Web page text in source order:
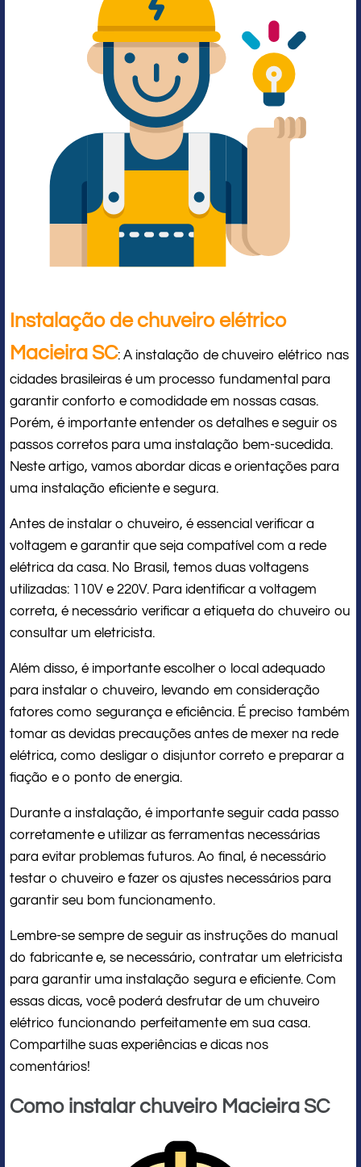
Instalação de chuveiro elétrico
Macieira SC: A instalação de chuveiro elétrico nas
cidades brasileiras é um processo fundamental para
garantir conforto e comodidade em nossas casas.
Porém, é importante entender os detalhes e seguir os
passos corretos para uma instalação bem-sucedida.
Neste artigo, vamos abordar dicas e orientações para
uma instalação eficiente e segura.
Antes de instalar o chuveiro, é essencial verificar a
voltagem e garantir que seja compatível com a rede
elétrica da casa. No Brasil, temos duas voltagens
utilizadas: 110V e 220V. Para identificar a voltagem
correta, é necessário verificar a etiqueta do chuveiro ou
consultar um eletricista.
Além disso, é importante escolher o local adequado
para instalar o chuveiro, levando em consideração
fatores como segurança e eficiência. É preciso também
tomar as devidas precauções antes de mexer na rede
elétrica, como desligar o disjuntor correto e preparar a
fiação e o ponto de energia.
Durante a instalação, é importante seguir cada passo
corretamente e utilizar as ferramentas necessárias
para evitar problemas futuros. Ao final, é necessário
testar o chuveiro e fazer os ajustes necessários para
garantir seu bom funcionamento.
Lembre-se sempre de seguir as instruções do manual
do fabricante e, se necessário, contratar um eletricista
para garantir uma instalação segura e eficiente. Com
essas dicas, você poderá desfrutar de um chuveiro
elétrico funcionando perfeitamente em sua casa.
Compartilhe suas experiências e dicas nos
comentários!
Como instalar chuveiro Macieira SC